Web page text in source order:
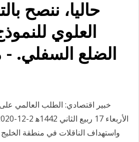
حاليا، ننصح
العلوي
الضلع
واستهداف الناقلات في منطقة الخليج